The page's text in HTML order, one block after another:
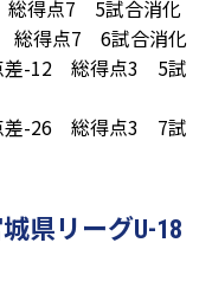
得点7 5試合消化
得点7 6試合消化
-12 総得点3 5試
-26 総得点3 7試
県リーグU-18